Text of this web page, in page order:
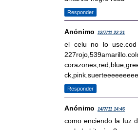
Responder
Anónimo 12/7/11 22:21
el celu no lo
Responder
Anónimo 14/7/11 14:46
como enciendo la luz